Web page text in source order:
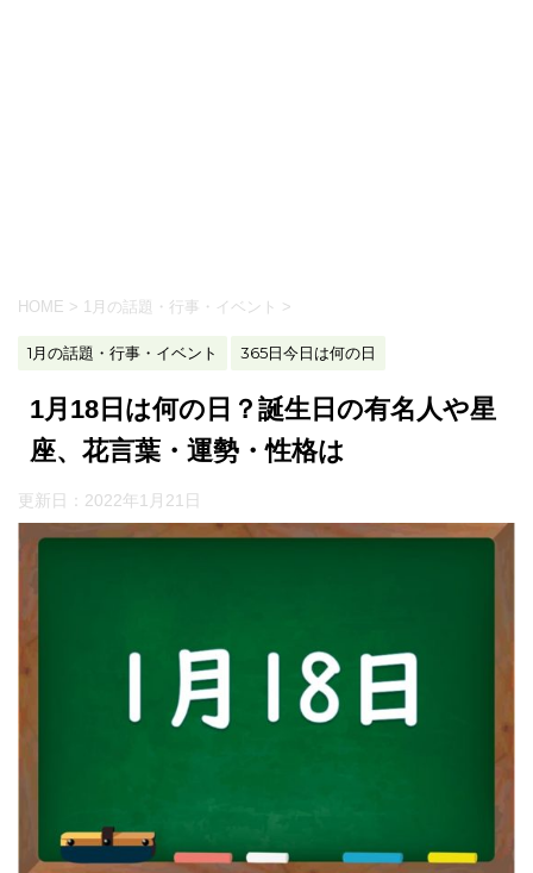
HOME > 1月の話題・行事・イベント >
1月の話題・行事・イベント 365日今日は何の日
1月18日は何の日？誕生日の有名人や星
座、花言葉・運勢・性格は
更新日： 2022年1月21日